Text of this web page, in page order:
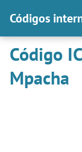
Códigos
Código
Mpacha